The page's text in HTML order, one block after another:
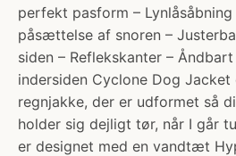
perfekt pasform –
påsættelse af snoren –
siden – Reflekskanter –
indersiden Cyclone Dog Jacket
regnjakke, der er udformet så
holder sig dejligt tør, når I går
er designet med en vandtæt